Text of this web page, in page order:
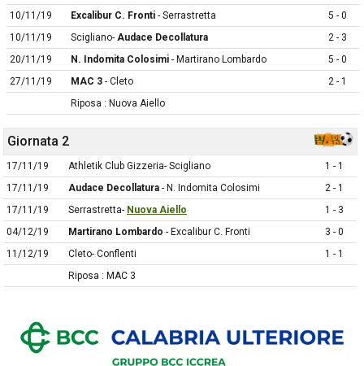
10/11/19
Excalibur C. Fronti - Serrastretta
5 - 0
10/11/19
Scigliano- Audace Decollatura
2 - 3
20/11/19
N. Indomita Colosimi - Martirano Lombardo
5 - 0
27/11/19
MAC 3 - Cleto
2 - 1
Riposa : Nuova Aiello
Giornata 2
17/11/19 Athletik Club Gizzeria- Scigliano
1 - 1
17/11/19
Audace Decollatura - N. Indomita Colosimi
2 - 1
17/11/19
Serrastretta- Nuova Aiello
1 - 3
04/12/19
Martirano Lombardo - Excalibur C. Fronti
3 - 0
11/12/19
Cleto- Conflenti
1 - 1
Riposa : MAC 3